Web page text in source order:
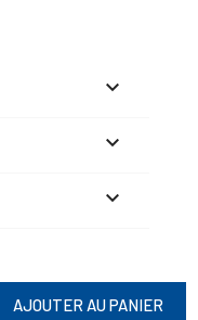
AJOUTER AU PANIER


